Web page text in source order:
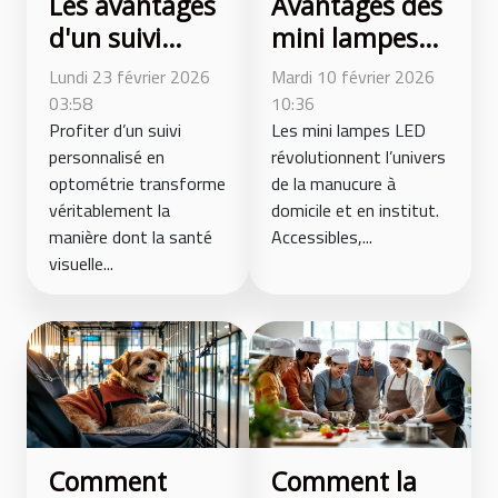
d'un suivi
personnalisé
en optométrie
Lundi 23 février 2026
03:58
Profiter d’un suivi
personnalisé en
optométrie transforme
véritablement la
manière dont la santé
visuelle...
mini lampes
LED pour
manucures
efficaces et
sûres
Mardi 10 février 2026
10:36
Les mini lampes LED
révolutionnent l’univers
de la manucure à
domicile et en institut.
Accessibles,...
Comment
Comment la